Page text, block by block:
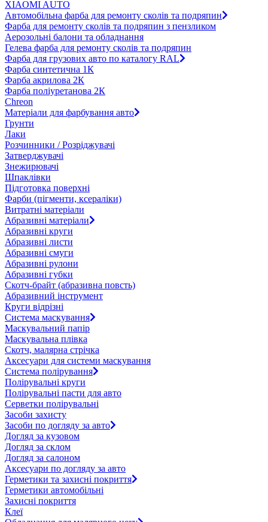
XIAOMI AUTO
Автомобільна фарба для ремонту сколів та подряпин
Фарба для ремонту сколів та подряпин з пензликом
Аерозольні балони та обладнання
Гелева фарба для ремонту сколів та подряпин
Фарба для грузових авто по каталогу RAL
Фарба синтетична 1К
Фарба акрилова 2К
Фарба поліуретанова 2К
Chreon
Матеріали для фарбування авто
Грунти
Лаки
Розчинники / Розріджувачі
Затверджувачі
Знежирювачі
Шпаклівки
Підготовка поверхні
Фарби (пігменти, ксераліки)
Витратні матеріали
Абразивні матеріали
Абразивні круги
Абразивні листи
Абразивні смуги
Абразивні рулони
Абразивні губки
Скотч-брайт (абразивна повсть)
Абразивний інструмент
Круги відрізні
Система маскування
Маскувальний папір
Маскувальна плівка
Скотч, малярна стрічка
Аксесуари для системи маскування
Система полірування
Полірувальні круги
Полірувальні пасти для авто
Серветки полірувальні
Засоби захисту
Засоби по догляду за авто
Догляд за кузовом
Догляд за склом
Догляд за салоном
Аксесуари по догляду за авто
Герметики та захисні покриття
Герметики автомобільні
Захисні покриття
Клеї